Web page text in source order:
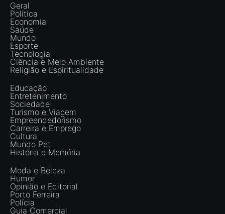
Geral
Política
Economia
Saúde
Mundo
Esporte
Tecnologia
Ciência e Meio Ambiente
Religião e Espiritualidade
Educação
Entretenimento
Sociedade
Turismo e Viagem
Empreendedorismo
Carreira e Emprego
Cultura
Mundo Pet
História e Memória
Moda e Beleza
Humor
Opinião e Editorial
Porto Ferreira
Polícia
Guia Comercial